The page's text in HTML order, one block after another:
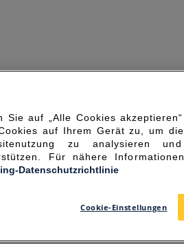
Sie auf „Alle Cookies
auf Ihrem Gerät zu, um
zu analysieren
Für nähere
Datenschutzrichtlinie
Cookie-Einstellungen